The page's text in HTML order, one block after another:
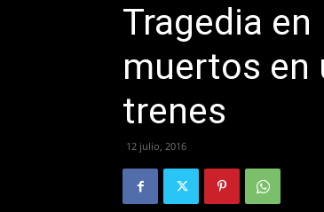
Tragedia
muertos en
trenes
12 julio, 2016